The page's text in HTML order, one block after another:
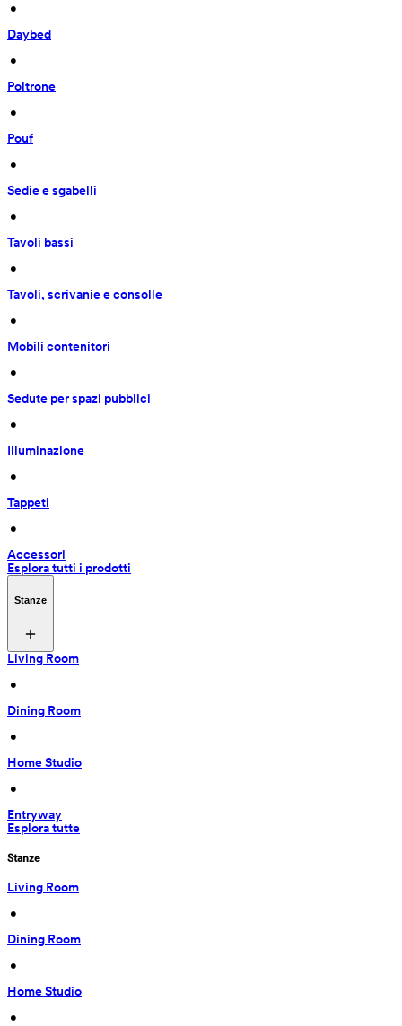
•
Daybed
•
Poltrone
•
Pouf
•
Sedie e sgabelli
•
Tavoli bassi
•
Tavoli, scrivanie e consolle
•
Mobili contenitori
•
Sedute per spazi pubblici
•
Illuminazione
•
Tappeti
•
Accessori
Esplora tutti i prodotti
Stanze
Living Room
•
Dining Room
•
Home Studio
•
Entryway
Esplora tutte
Stanze
Living Room
•
Dining Room
•
Home Studio
•